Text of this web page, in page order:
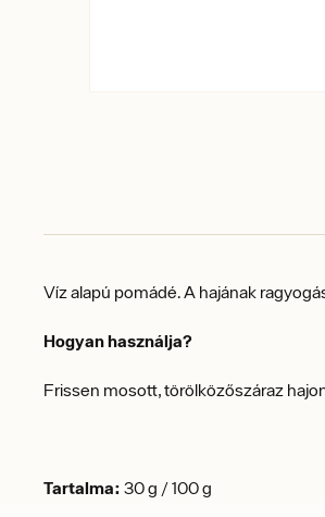
Víz alapú pomádé. A hajának
Hogyan használja?
Frissen mosott, törölközőszáraz
Tartalma: 30 g / 100 g